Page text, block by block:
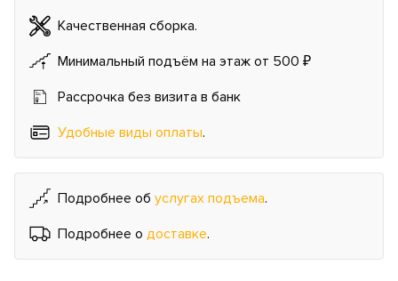
Качественная сборка.
Минимальный подъём на этаж от 500 ₽
Рассрочка без визита в банк
Удобные виды оплаты.
Подробнее об услугах подъема.
Подробнее о доставке.